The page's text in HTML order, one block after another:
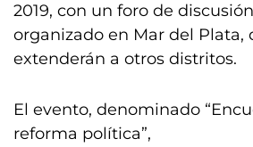
2019, con un foro de discusión
organizado en Mar del Plata,
extenderán a otros distritos.
El evento, denominado
reforma política”,